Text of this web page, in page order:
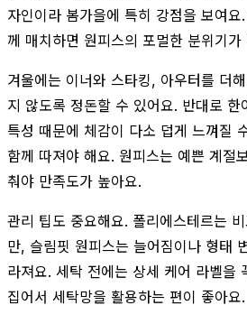
자인이라 봄가을에 특히 강점을 보여
께 매치하면 원피스의 포멀한 분위기가
겨울에는 이너와 스타킹, 아우터를 더
지 않도록 정돈할 수 있어요. 반대로 한
특성 때문에 체감이 다소 덥게 느껴질
함께 따져야 해요. 원피스는 예쁜 계절
춰야 만족도가 높아요.
관리 팁도 중요해요. 폴리에스테르는
만, 슬림핏 원피스는 늘어짐이나 형태
라져요. 세탁 전에는 상세 케어 라벨을
집어서 세탁망을 활용하는 편이 좋아요.